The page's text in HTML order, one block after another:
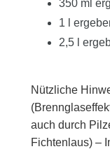
350 ml
1 l
2,5 l
Nützliche
auch durch
Fichtenlaus) –